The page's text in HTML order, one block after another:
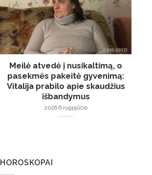
Meilė atvedė į nusikaltimą, o
pasekmės pakeitė gyvenimą:
Vitalija prabilo apie skaudžius
išbandymus
2026 6 rugpjūčio
HOROSKOPAI